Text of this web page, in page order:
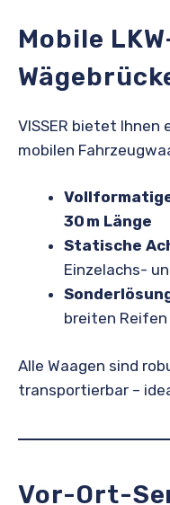
Mobile
VISSER bietet Ihnen
mobilen
30 m Länge
Statische
Einzelachs-
breiten
Alle Waagen sind
transportierbar –
Vor-Ort-